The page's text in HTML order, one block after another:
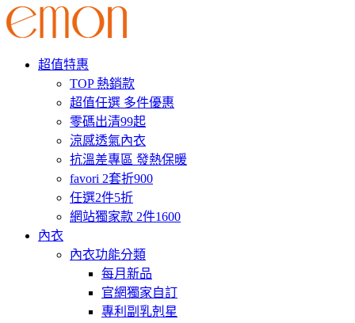
超值特惠
TOP 熱銷款
超值任選 多件優惠
零碼出清99起
涼感透氣內衣
抗溫差專區 發熱保暖
favori 2套折900
任選2件5折
網站獨家款 2件1600
內衣
內衣功能分類
每月新品
官網獨家自訂
專利副乳剋星